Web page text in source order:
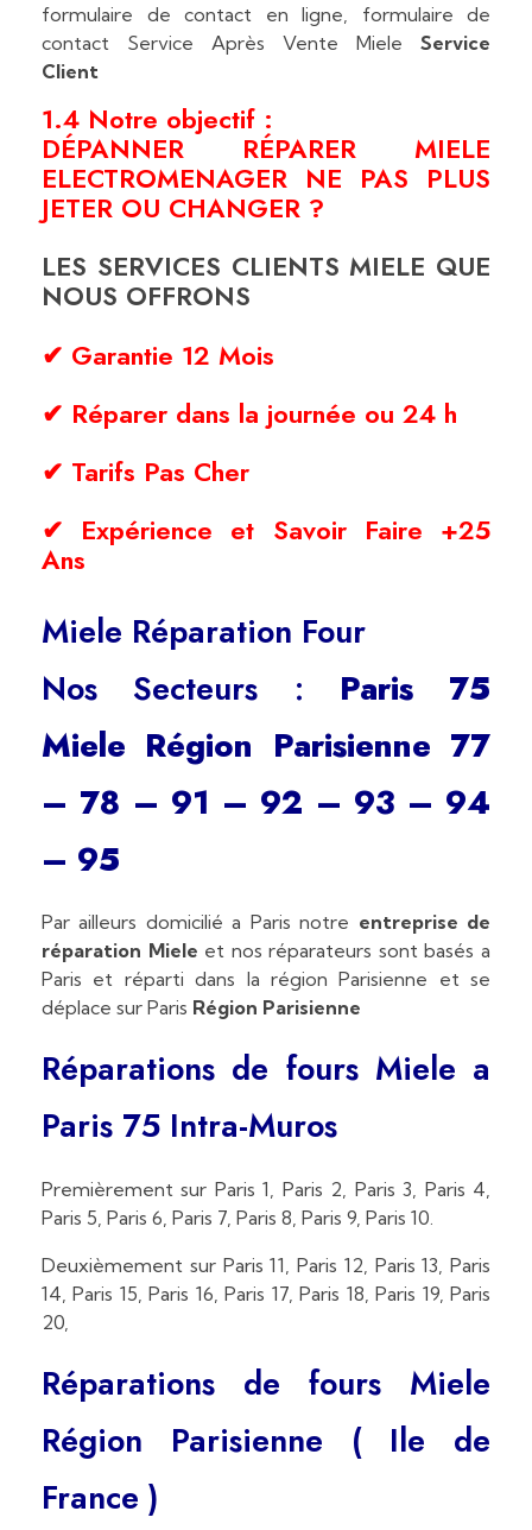
formulaire de contact en ligne, formulaire de
contact Service Après Vente Miele Service
Client
1.4 Notre objectif :
DÉPANNER RÉPARER MIELE
ELECTROMENAGER NE PAS PLUS
JETER OU CHANGER ?
LES SERVICES CLIENTS MIELE QUE
NOUS OFFRONS
✔ Garantie 12 Mois
✔ Réparer dans la journée ou 24 h
✔ Tarifs Pas Cher
✔ Expérience et Savoir Faire +25
Ans
Miele Réparation Four
Nos Secteurs : Paris 75
Miele Région Parisienne 77
– 78 – 91 – 92 – 93 – 94
– 95
Par ailleurs domicilié a Paris notre entreprise de
réparation Miele et nos réparateurs sont basés a
Paris et réparti dans la région Parisienne et se
déplace sur Paris Région Parisienne
Réparations de fours Miele a
Paris 75 Intra-Muros
Premièrement sur Paris 1, Paris 2, Paris 3, Paris 4,
Paris 5, Paris 6, Paris 7, Paris 8, Paris 9, Paris 10.
Deuxièmement sur Paris 11, Paris 12, Paris 13, Paris
14, Paris 15, Paris 16, Paris 17, Paris 18, Paris 19, Paris
20,
Réparations de fours Miele
Région Parisienne ( Ile de
France )